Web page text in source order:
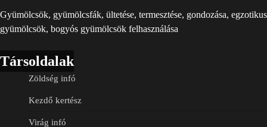
Gyümölcsök, gyümölcsfák, ültetése, termesztése, gondozása, egzotikus
gyümölcsök, bogyós gyümölcsök felhasználása
Társoldalak
Zöldség infó
Kezdő kertész
Virág infó